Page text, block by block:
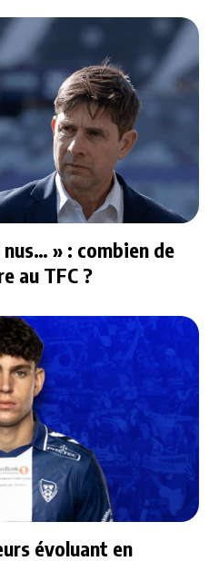
» : combien de
au TFC ?
évoluant en